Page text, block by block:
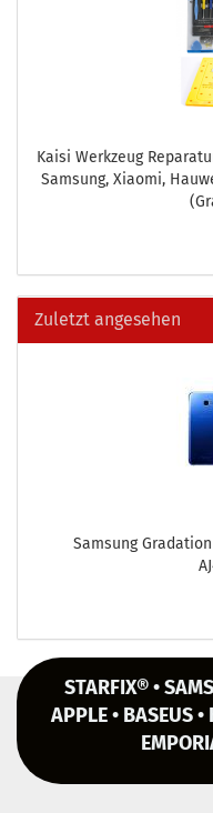
Kaisi Werk­zeug
Sam­sung, Xiao­mi,
Zuletzt angesehen
Sam­sung
STARFIX® •
APPLE • BASEUS •